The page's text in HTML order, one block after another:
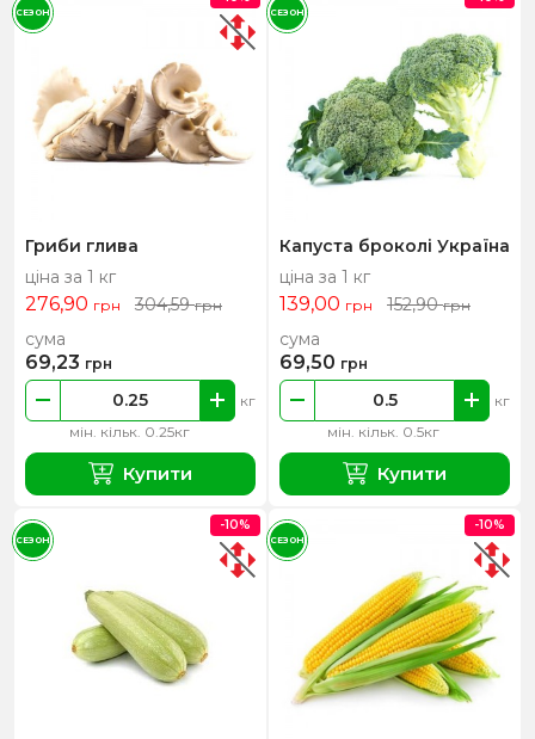
Гриби глива
ціна за 1 кг
276,90 грн 304,59грн
мін. кільк. 0.25кг
кг
сума
69,23 грн
Купити
СЕЗОН
Капуста броколі Україна
ціна за 1 кг
139,00 грн 152,90грн
мін. кільк. 0.5кг
кг
сума
69,50 грн
Купити
СЕЗОН
-10%
СЕЗОН
-10%
СЕЗОН